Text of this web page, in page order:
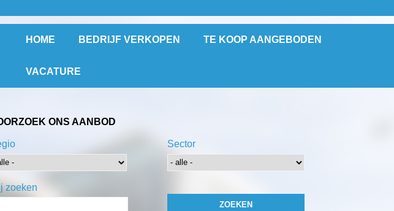
HOME BEDRIJF VERKOPEN TE KOOP AANGEBODEN
VACATURE
ONS AANBOD
zoeken
Sector